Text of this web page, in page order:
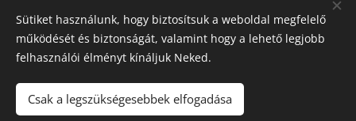
© 2021 Minden jog
fenntartva
Sütiket használunk, hogy biztosítsuk a weboldal megfelelő
működését és biztonságát, valamint hogy a lehető legjobb
felhasználói élményt kínáljuk Neked.
Csak a legszükségesebbek elfogadása